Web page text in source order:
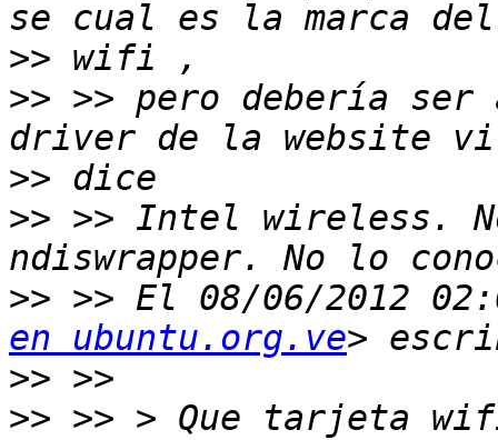
>>
>> >> pero debería ser
>>
>> >> Intel wireless.
>> >> El 08/06/2012
en ubuntu.org.ve
>>
>> >> > Que tarjeta